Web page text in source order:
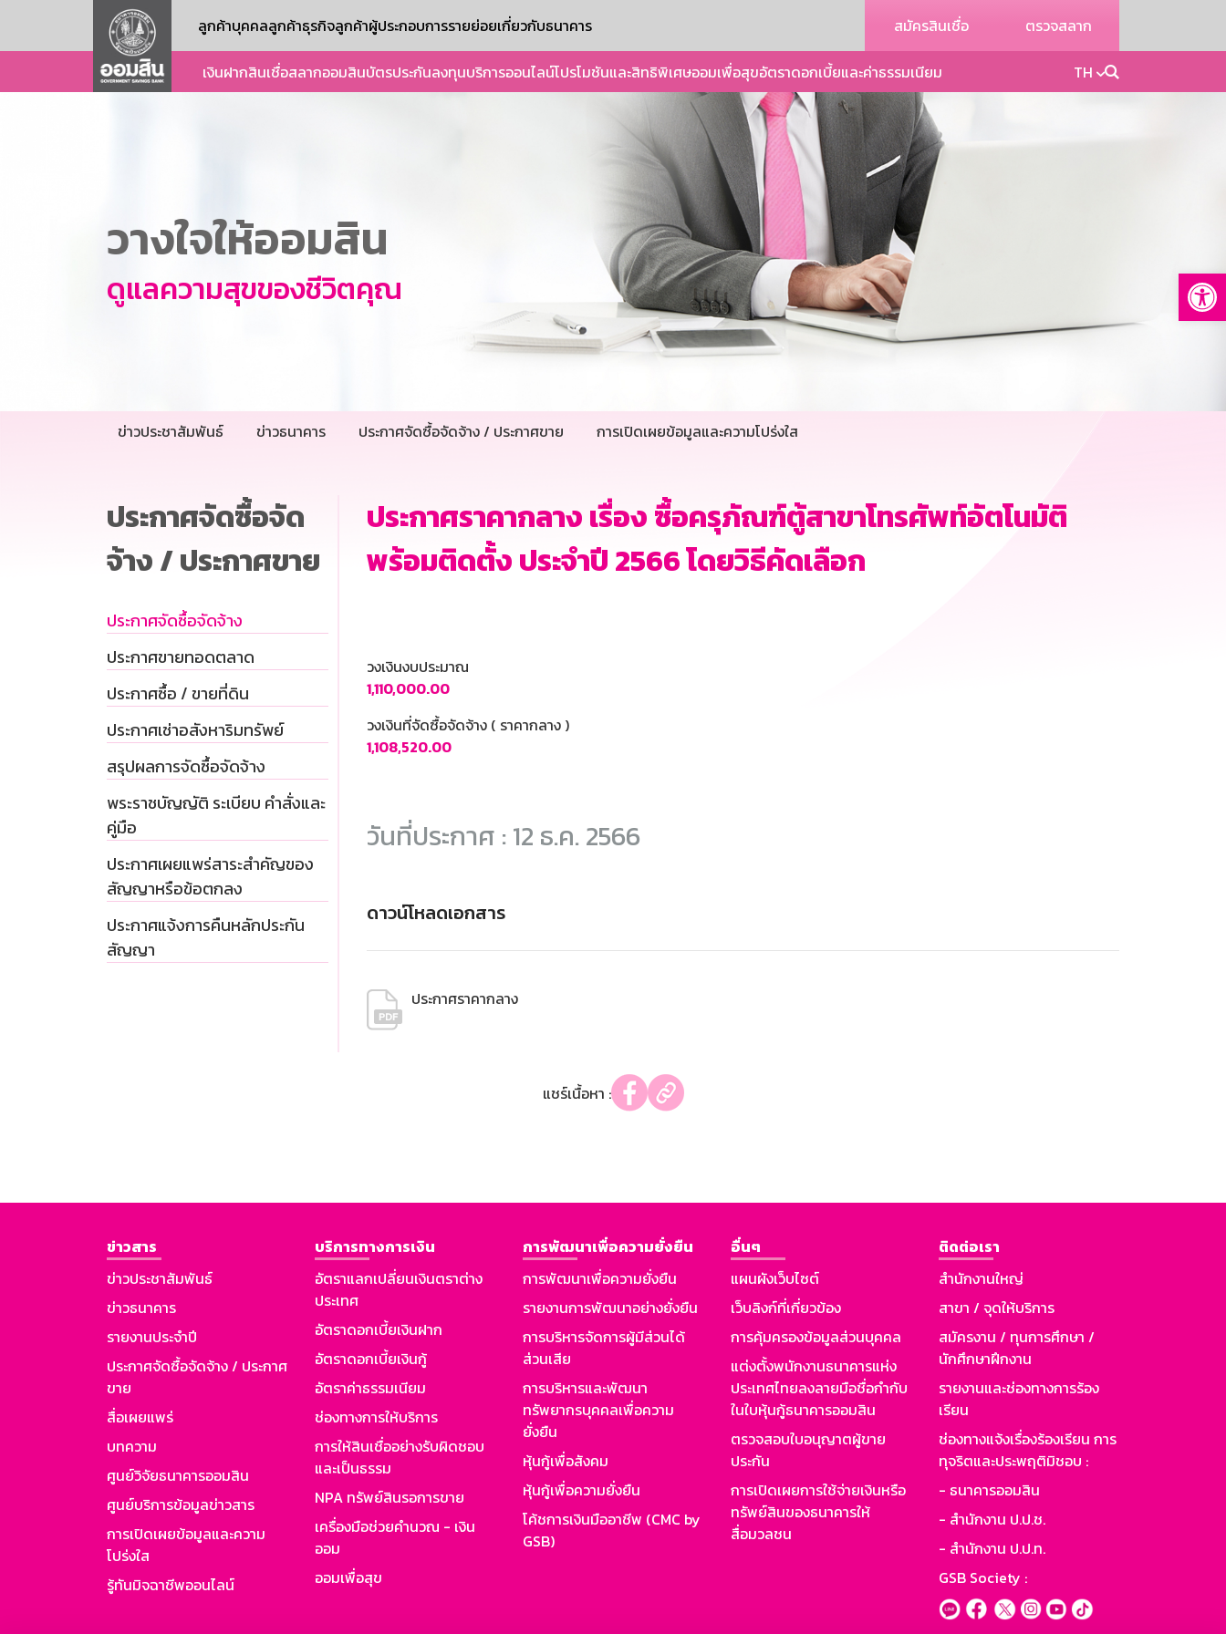
ลูกค้าบุคคลลูกค้าธุรกิจลูกค้าผู้ประกอบการรายย่อยเกี่ยวกับธนาคาร สมัครสินเชื่อ ตรวจสลาก
เงินฝากสินเชื่อสลากออมสินบัตรประกันลงทุนบริการออนไลน์โปรโมชันและสิทธิพิเศษออมเพื่อสุขอัตราดอกเบี้ยและค่าธรรมเนียม TH
วางใจให้ออมสิน
ดูแลความสุขของชีวิตคุณ
ข่าวประชาสัมพันธ์ ข่าวธนาคาร ประกาศจัดซื้อจัดจ้าง / ประกาศขาย การเปิดเผยข้อมูลและความโปร่งใส
ประกาศจัดซื้อจัด
จ้าง / ประกาศขาย
ประกาศจัดซื้อจัดจ้าง
ประกาศขายทอดตลาด
ประกาศซื้อ / ขายที่ดิน
ประกาศเช่าอสังหาริมทรัพย์
สรุปผลการจัดซื้อจัดจ้าง
พระราชบัญญัติ ระเบียบ คำสั่งและ
คู่มือ
ประกาศเผยแพร่สาระสำคัญของ
สัญญาหรือข้อตกลง
ประกาศแจ้งการคืนหลักประกัน
สัญญา
ประกาศราคากลาง เรื่อง ซื้อครุภัณฑ์ตู้สาขาโทรศัพท์อัตโนมัติ
พร้อมติดตั้ง ประจำปี 2566 โดยวิธีคัดเลือก
วงเงินงบประมาณ
1,110,000.00
วงเงินที่จัดซื้อจัดจ้าง ( ราคากลาง )
1,108,520.00
วันที่ประกาศ : 12 ธ.ค. 2566
ดาวน์โหลดเอกสาร
ประกาศราคากลาง
แชร์เนื้อหา :
ข่าวสาร
ข่าวประชาสัมพันธ์
ข่าวธนาคาร
รายงานประจำปี
ประกาศจัดซื้อจัดจ้าง / ประกาศ
ขาย
สื่อเผยแพร่
บทความ
ศูนย์วิจัยธนาคารออมสิน
ศูนย์บริการข้อมูลข่าวสาร
การเปิดเผยข้อมูลและความ
โปร่งใส
รู้ทันมิจฉาชีพออนไลน์
บริการทางการเงิน
อัตราแลกเปลี่ยนเงินตราต่าง
ประเทศ
อัตราดอกเบี้ยเงินฝาก
อัตราดอกเบี้ยเงินกู้
อัตราค่าธรรมเนียม
ช่องทางการให้บริการ
การให้สินเชื่ออย่างรับผิดชอบ
และเป็นธรรม
NPA ทรัพย์สินรอการขาย
เครื่องมือช่วยคำนวณ - เงิน
ออม
ออมเพื่อสุข
การพัฒนาเพื่อความยั่งยืน
การพัฒนาเพื่อความยั่งยืน
รายงานการพัฒนาอย่างยั่งยืน
การบริหารจัดการผู้มีส่วนได้
ส่วนเสีย
การบริหารและพัฒนา
ทรัพยากรบุคคลเพื่อความ
ยั่งยืน
หุ้นกู้เพื่อสังคม
หุ้นกู้เพื่อความยั่งยืน
โค้ชการเงินมืออาชีพ (CMC by
GSB)
อื่นๆ
แผนผังเว็บไซต์
เว็บลิงก์ที่เกี่ยวข้อง
การคุ้มครองข้อมูลส่วนบุคคล
แต่งตั้งพนักงานธนาคารแห่ง
ประเทศไทยลงลายมือชื่อกำกับ
ในใบหุ้นกู้ธนาคารออมสิน
ตรวจสอบใบอนุญาตผู้ขาย
ประกัน
การเปิดเผยการใช้จ่ายเงินหรือ
ทรัพย์สินของธนาคารให้
สื่อมวลชน
ติดต่อเรา
สำนักงานใหญ่
สาขา / จุดให้บริการ
สมัครงาน / ทุนการศึกษา /
นักศึกษาฝึกงาน
รายงานและช่องทางการร้อง
เรียน
ช่องทางแจ้งเรื่องร้องเรียน การ
ทุจริตและประพฤติมิชอบ :
- ธนาคารออมสิน
- สำนักงาน ป.ป.ช.
- สำนักงาน ป.ป.ท.
GSB Society :